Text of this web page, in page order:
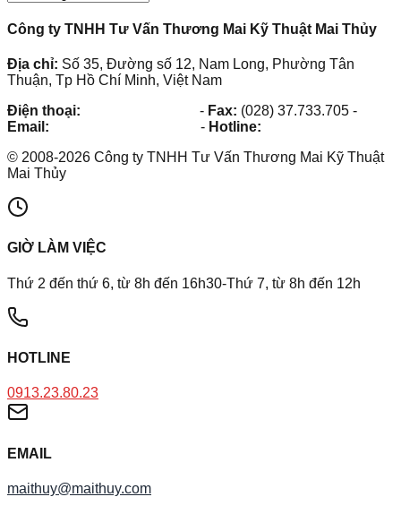
Công ty TNHH Tư Vấn Thương Mai Kỹ Thuật Mai Thủy
Địa chỉ: Số 35, Đường số 12, Nam Long, Phường Tân
Thuận, Tp Hồ Chí Minh, Việt Nam
Điện thoại:
- Fax: (028) 37.733.705 -
Email:
- Hotline:
© 2008-2026 Công ty TNHH Tư Vấn Thương Mai Kỹ Thuật
Mai Thủy
GIỜ LÀM VIỆC
Thứ 2 đến thứ 6, từ 8h đến 16h30-Thứ 7, từ 8h đến 12h
HOTLINE
0913.23.80.23
EMAIL
maithuy@maithuy.com